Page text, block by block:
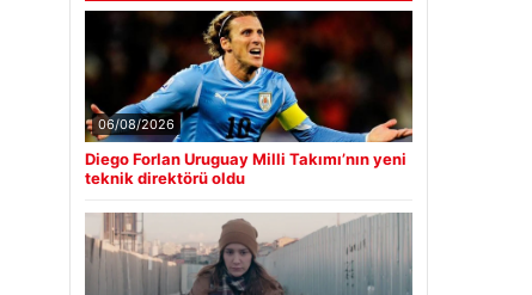
06/08/2026
Diego Forlan Uruguay Milli Takımı’nın yeni
teknik direktörü oldu